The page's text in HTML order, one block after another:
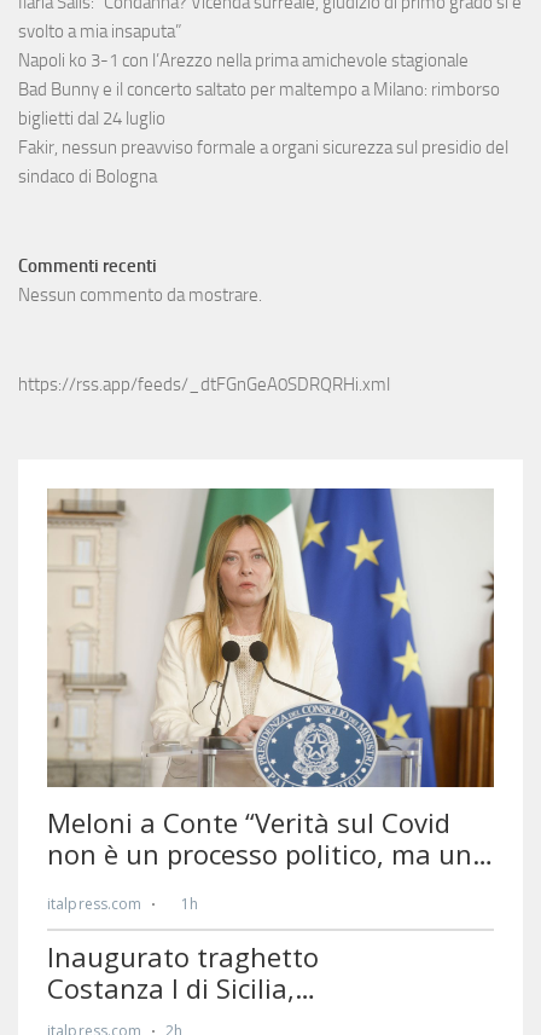
svolto a mia insaputa”
Napoli ko 3-1 con l’Arezzo nella prima amichevole stagionale
Bad Bunny e il concerto saltato per maltempo a Milano: rimborso
biglietti dal 24 luglio
Fakir, nessun preavviso formale a organi sicurezza sul presidio del
sindaco di Bologna
Commenti recenti
Nessun commento da mostrare.
https://rss.app/feeds/_dtFGnGeA0SDRQRHi.xml